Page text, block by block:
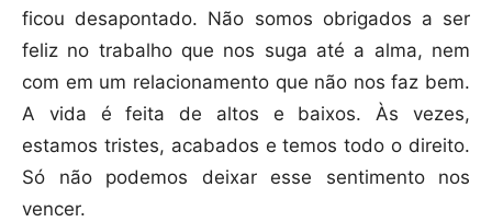
ficou desapontado. Não somos obrigados a ser
feliz no trabalho que nos suga até a alma, nem
com em um relacionamento que não nos faz bem.
A vida é feita de altos e baixos. Às vezes,
estamos tristes, acabados e temos todo o direito.
Só não podemos deixar esse sentimento nos
vencer.